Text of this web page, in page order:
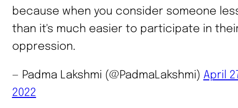
because when you consider someone
than it's much easier to participate in
oppression.
— Padma Lakshmi (@PadmaLakshmi) April
2022